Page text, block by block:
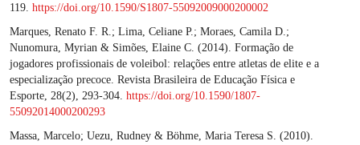
119. https://doi.org/10.1590/S1807-55092009000200002
Marques, Renato F. R.; Lima, Celiane P.; Moraes, Camila D.;
Nunomura, Myrian & Simões, Elaine C. (2014). Formação de
jogadores profissionais de voleibol: relações entre atletas de elite e a
especialização precoce. Revista Brasileira de Educação Física e
Esporte, 28(2), 293-304. https://doi.org/10.1590/1807-
55092014000200293
Massa, Marcelo; Uezu, Rudney & Böhme, Maria Teresa S. (2010).